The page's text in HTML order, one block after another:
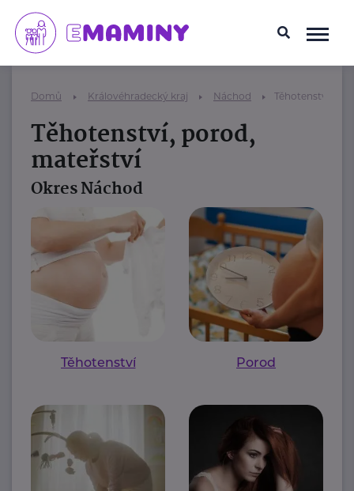
Domů Královéhradecký kraj Náchod Těhotenství,
Těhotenství, porod,
mateřství
Okres Náchod
Těhotenství Porod